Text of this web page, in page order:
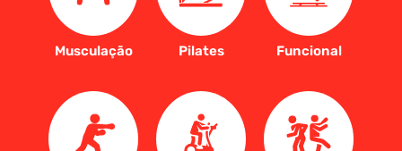
Musculação Pilates Funcional